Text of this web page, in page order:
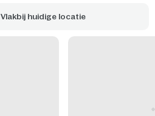
Vlakbij huidige locatie